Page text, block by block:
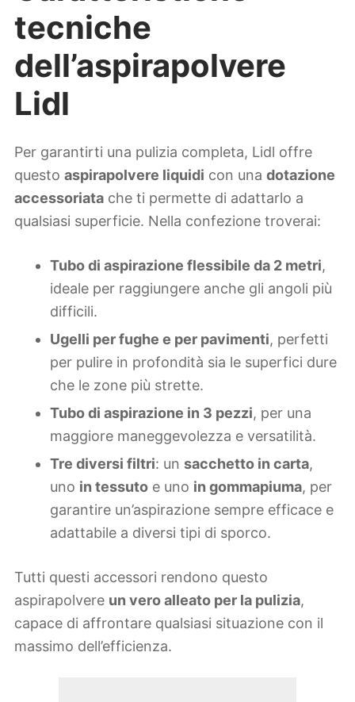
tecniche
dell’aspirapolvere
Lidl
Per garantirti una pulizia completa, Lidl offre
questo aspirapolvere liquidi con una dotazione
accessoriata che ti permette di adattarlo a
qualsiasi superficie. Nella confezione troverai:
Tubo di aspirazione flessibile da 2 metri,
ideale per raggiungere anche gli angoli più
difficili.
Ugelli per fughe e per pavimenti, perfetti
per pulire in profondità sia le superfici dure
che le zone più strette.
Tubo di aspirazione in 3 pezzi, per una
maggiore maneggevolezza e versatilità.
Tre diversi filtri: un sacchetto in carta,
uno in tessuto e uno in gommapiuma, per
garantire un’aspirazione sempre efficace e
adattabile a diversi tipi di sporco.
Tutti questi accessori rendono questo
aspirapolvere un vero alleato per la pulizia,
capace di affrontare qualsiasi situazione con il
massimo dell’efficienza.